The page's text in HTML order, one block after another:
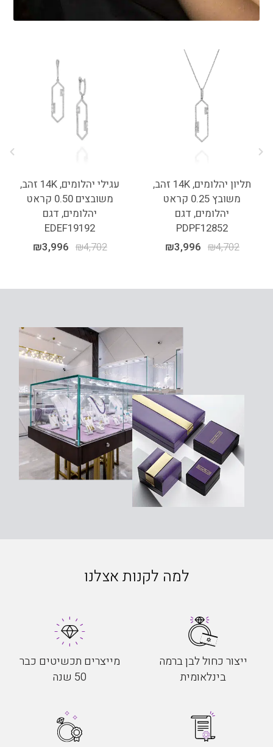
תליון יהלומים, 14K זהב,
משובץ 0.25 קראט
יהלומים, דגם
PDPF12852
₪4,702
₪3,996
עגילי יהלומים, 14K זהב,
משובצים 0.50 קראט
יהלומים, דגם
EDEF19192
₪4,702
₪3,996
למה לקנות אצלנו
ייצור כחול לבן ברמה
בינלאומית
מייצרים תכשיטים כבר
50 שנה